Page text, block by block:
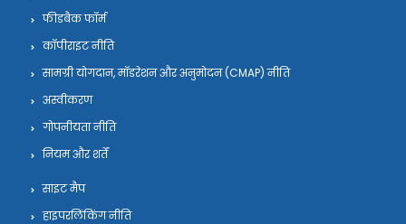
फीडबैक फॉर्म
कॉपीराइट नीति
सामग्री योगदान, मॉडरेशन और अनुमोदन (CMAP) नीति
अस्वीकरण
गोपनीयता नीति
नियम और शर्तें
साइट मैप
हाइपरलिंकिंग नीति